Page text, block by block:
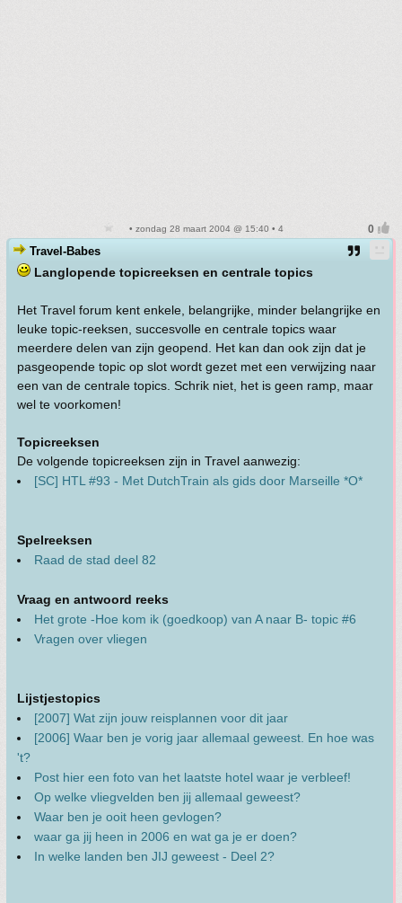
• zondag 28 maart 2004 @ 15:40 • 4
Travel-Babes
Langlopende topicreeksen en centrale topics
Het Travel forum kent enkele, belangrijke, minder belangrijke en
leuke topic-reeksen, succesvolle en centrale topics waar
meerdere delen van zijn geopend. Het kan dan ook zijn dat je
pasgeopende topic op slot wordt gezet met een verwijzing naar
een van de centrale topics. Schrik niet, het is geen ramp, maar
wel te voorkomen!
Topicreeksen
De volgende topicreeksen zijn in Travel aanwezig:
[SC] HTL #93 - Met DutchTrain als gids door Marseille *O*
Spelreeksen
Raad de stad deel 82
Vraag en antwoord reeks
Het grote -Hoe kom ik (goedkoop) van A naar B- topic #6
Vragen over vliegen
Lijstjestopics
[2007] Wat zijn jouw reisplannen voor dit jaar
[2006] Waar ben je vorig jaar allemaal geweest. En hoe was
't?
Post hier een foto van het laatste hotel waar je verbleef!
Op welke vliegvelden ben jij allemaal geweest?
Waar ben je ooit heen gevlogen?
waar ga jij heen in 2006 en wat ga je er doen?
In welke landen ben JIJ geweest - Deel 2?